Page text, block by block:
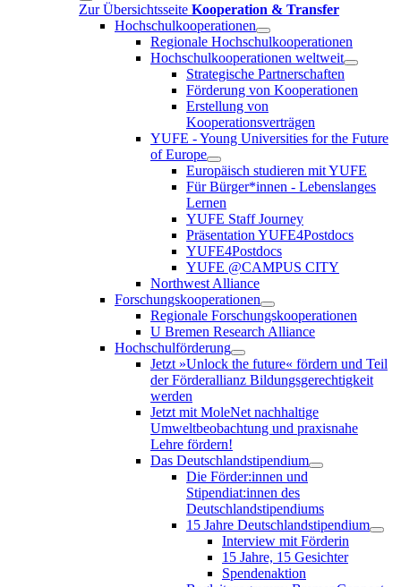
Zur Übersichtsseite Kooperation & Transfer
Hochschulkooperationen
Regionale Hochschulkooperationen
Hochschulkooperationen weltweit
Strategische Partnerschaften
Förderung von Kooperationen
Erstellung von
Kooperationsverträgen
YUFE - Young Universities for the Future
of Europe
Europäisch studieren mit YUFE
Für Bürger*innen - Lebenslanges
Lernen
YUFE Staff Journey
Präsentation YUFE4Postdocs
YUFE4Postdocs
YUFE @CAMPUS CITY
Northwest Alliance
Forschungskooperationen
Regionale Forschungskooperationen
U Bremen Research Alliance
Hochschulförderung
Jetzt »Unlock the future« fördern und Teil
der Förderallianz Bildungsgerechtigkeit
werden
Jetzt mit MoleNet nachhaltige
Umweltbeobachtung und praxisnahe
Lehre fördern!
Das Deutschlandstipendium
Die Förder:innen und
Stipendiat:innen des
Deutschlandstipendiums
15 Jahre Deutschlandstipendium
Interview mit Förderin
15 Jahre, 15 Gesichter
Spendenaktion